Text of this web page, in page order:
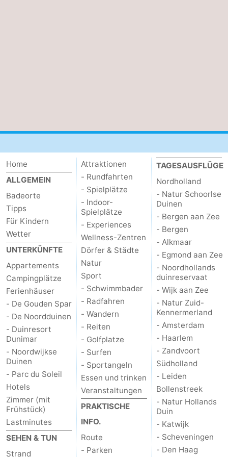
Home
ALLGEMEIN
Badeorte
Tipps
Für Kindern
Wetter
UNTERKÜNFTE
Appartements
Campingplätze
Ferienhäuser
- De Gouden Spar
- De Noordduinen
- Duinresort
Dunimar
- Noordwijkse
Duinen
- Parc du Soleil
Hotels
Zimmer (mit
Frühstück)
Lastminutes
SEHEN & TUN
Strand
Attraktionen
- Rundfahrten
- Spielplätze
- Indoor-
Spielplätze
- Experiences
Wellness-Zentren
Dörfer & Städte
Natur
Sport
- Schwimmbader
- Radfahren
- Wandern
- Reiten
- Golfplatze
- Surfen
- Sportangeln
Essen und trinken
Veranstaltungen
PRAKTISCHE
INFO.
Route
- Parken
TAGESAUSFLÜGE
Nordholland
- Natur Schoorlse
Duinen
- Bergen aan Zee
- Bergen
- Alkmaar
- Egmond aan Zee
- Noordhollands
duinreservaat
- Wijk aan Zee
- Natur Zuid-
Kennermerland
- Amsterdam
- Haarlem
- Zandvoort
Südholland
- Leiden
Bollenstreek
- Natur Hollands
Duin
- Katwijk
- Scheveningen
- Den Haag